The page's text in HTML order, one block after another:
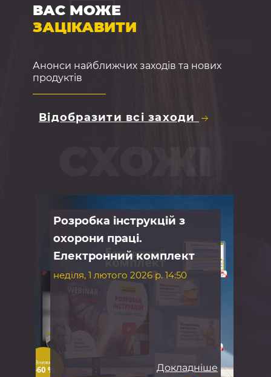
ВАС МОЖЕ
ЗАЦІКАВИТИ
Анонси найближчих заходів та нових
продуктів
Відобразити всі заходи
Розробка інструкцій з
охорони праці.
Електронний комплект
неділя, 1 лютого 2026 р. 14:50
Докладніше